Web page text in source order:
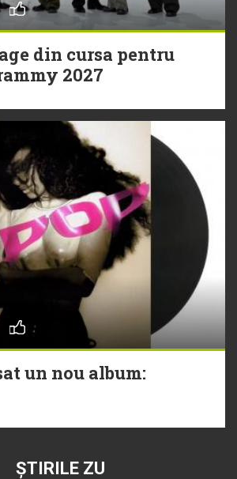
din cursa pentru
2027
un nou album:
ȘTIRILE ZU